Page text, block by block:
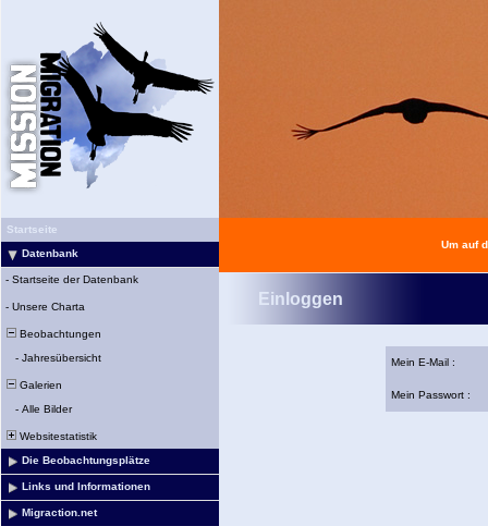
Startseite
Datenbank
- Startseite der Datenbank
- Unsere Charta
Beobachtungen
- Jahresübersicht
Galerien
- Alle Bilder
Websitestatistik
Die Beobachtungsplätze
Links und Informationen
Migraction.net
Um auf
Einloggen
Mein E-Mail :
Mein Passwort :